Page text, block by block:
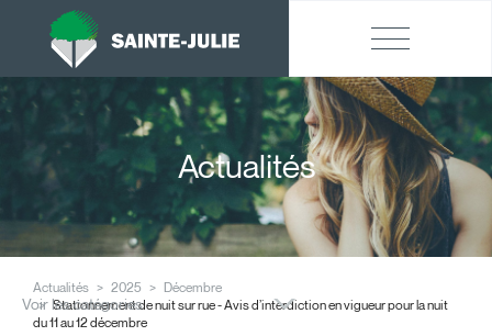
Actualités
Actualités 2025
Décembre
Stationnement de nuit sur rue - Avis d’interdiction en vigueur pour la nuit
du 11 au 12 décembre
Voir les catégories